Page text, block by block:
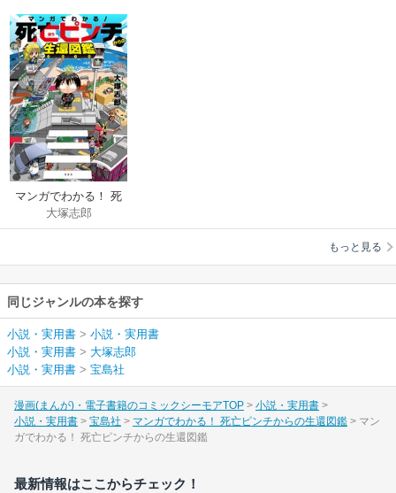
マンガでわかる！ 死
亡ピンチからの生還
図鑑
大塚志郎
もっと見る
同じジャンルの本を探す
小説・実用書 > 小説・実用書
小説・実用書 > 大塚志郎
小説・実用書 > 宝島社
漫画(まんが)・電子書籍のコミックシーモアTOP
小説・実用書
小説・実用書
宝島社 マンガでわかる！ 死亡ピンチからの生還図鑑
マン
ガでわかる！ 死亡ピンチからの生還図鑑
最新情報はここからチェック！